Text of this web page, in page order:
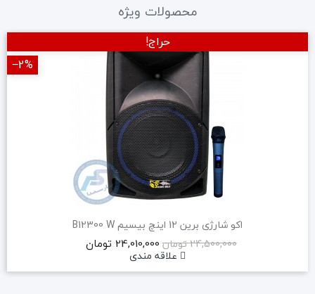
محصولات ویژه
اکو شارژی برین 12 اینچ بیسیم B12300 W
24,500,000 تومان
24,010,000 تومان
علاقه مندی
حراج!
‎−2%